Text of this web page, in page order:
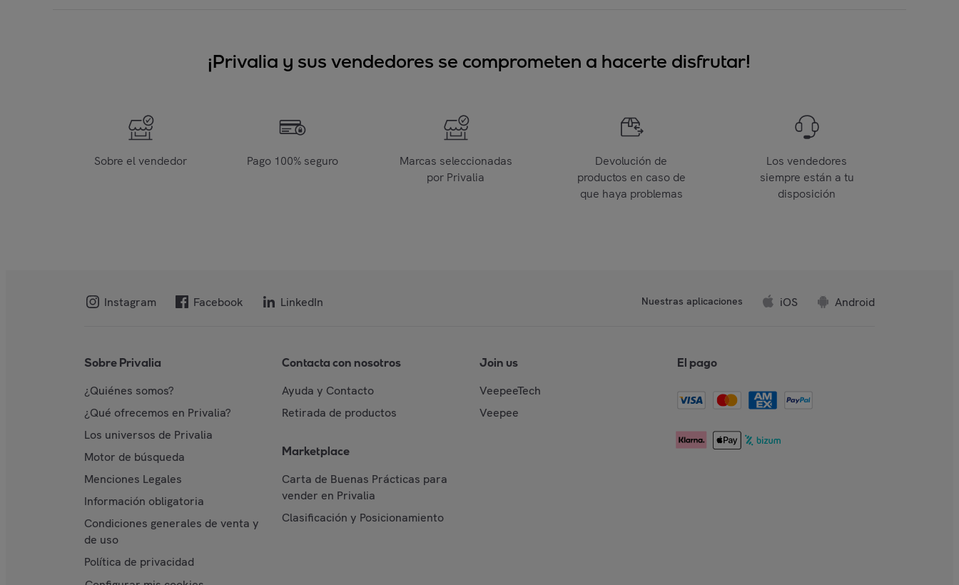
¡Privalia y sus vendedores se comprometen a hacerte disfrutar!
Sobre el vendedor Pago 100% seguro
Marcas seleccionadas
por Privalia
Devolución de
productos en caso de
que haya problemas
Los vendedores
siempre están a tu
disposición
Instagram Facebook LinkedIn Nuestras aplicaciones iOS Android
Sobre Privalia
¿Quiénes somos?
¿Qué ofrecemos en Privalia?
Los universos de Privalia
Motor de búsqueda
Menciones Legales
Información obligatoria
Condiciones generales de venta y
de uso
Política de privacidad
Contacta con nosotros
Ayuda y Contacto
Retirada de productos
Marketplace
Carta de Buenas Prácticas para
vender en Privalia
Clasificación y Posicionamiento
Join us
VeepeeTech
Veepee
El pago